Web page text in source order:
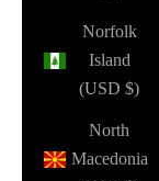
Norfolk
Island
(USD $)
North
Macedonia